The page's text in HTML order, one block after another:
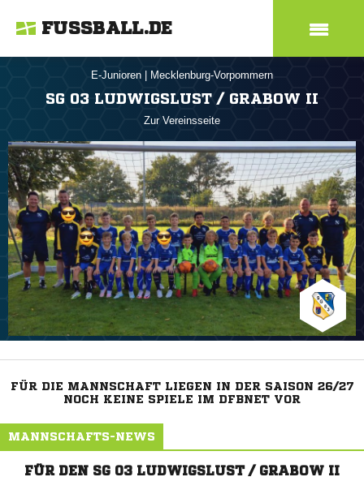
FUSSBALL.DE
E-Junioren Mecklenburg-Vorpommern
SG 03 LUDWIGSLUST / GRABOW II
Zur Vereinsseite
FÜR DIE MANNSCHAFT LIEGEN IN DER SAISON 26/27
NOCH KEINE SPIELE IM DFBNET VOR
MANNSCHAFTS-NEWS
FÜR DEN SG 03 LUDWIGSLUST / GRABOW II